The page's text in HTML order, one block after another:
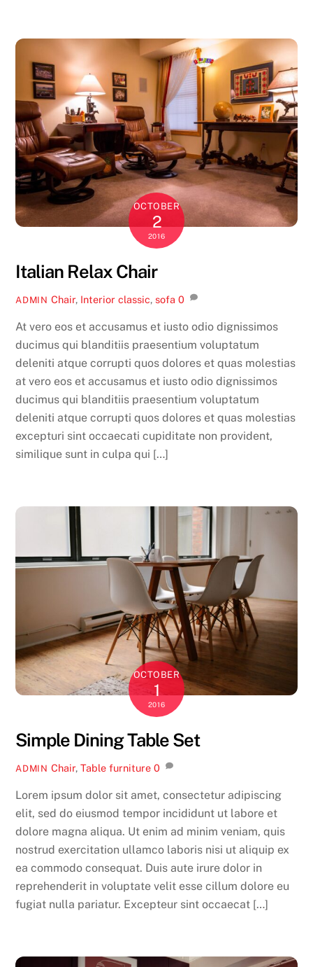
OCTOBER
2
2016
Italian Relax Chair
ADMIN Chair, Interior classic, sofa 0
At vero eos et accusamus et iusto odio dignissimos
ducimus qui blanditiis praesentium voluptatum
deleniti atque corrupti quos dolores et quas molestias
at vero eos et accusamus et iusto odio dignissimos
ducimus qui blanditiis praesentium voluptatum
deleniti atque corrupti quos dolores et quas molestias
excepturi sint occaecati cupiditate non provident,
similique sunt in culpa qui […]
OCTOBER
1
2016
Simple Dining Table Set
ADMIN Chair, Table furniture 0
Lorem ipsum dolor sit amet, consectetur adipiscing
elit, sed do eiusmod tempor incididunt ut labore et
dolore magna aliqua. Ut enim ad minim veniam, quis
nostrud exercitation ullamco laboris nisi ut aliquip ex
ea commodo consequat. Duis aute irure dolor in
reprehenderit in voluptate velit esse cillum dolore eu
fugiat nulla pariatur. Excepteur sint occaecat […]